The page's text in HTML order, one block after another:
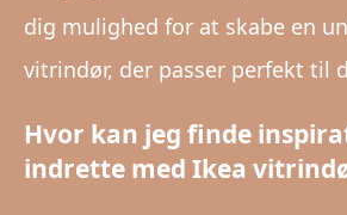
dig mulighed for at skabe en
vitrindør, der passer perfekt til
Hvor kan jeg finde
indrette med Ikea